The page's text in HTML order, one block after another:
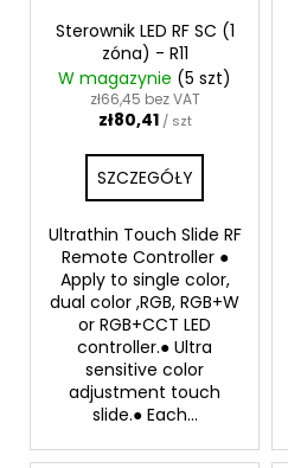
Sterownik LED RF SC (1
zóna) - R11
W magazynie (5 szt)
zł66,45 bez VAT
zł80,41 / szt
SZCZEGÓŁY
Ultrathin Touch Slide RF
Remote Controller ●
Apply to single color,
dual color ,RGB, RGB+W
or RGB+CCT LED
controller.● Ultra
sensitive color
adjustment touch
slide.● Each...